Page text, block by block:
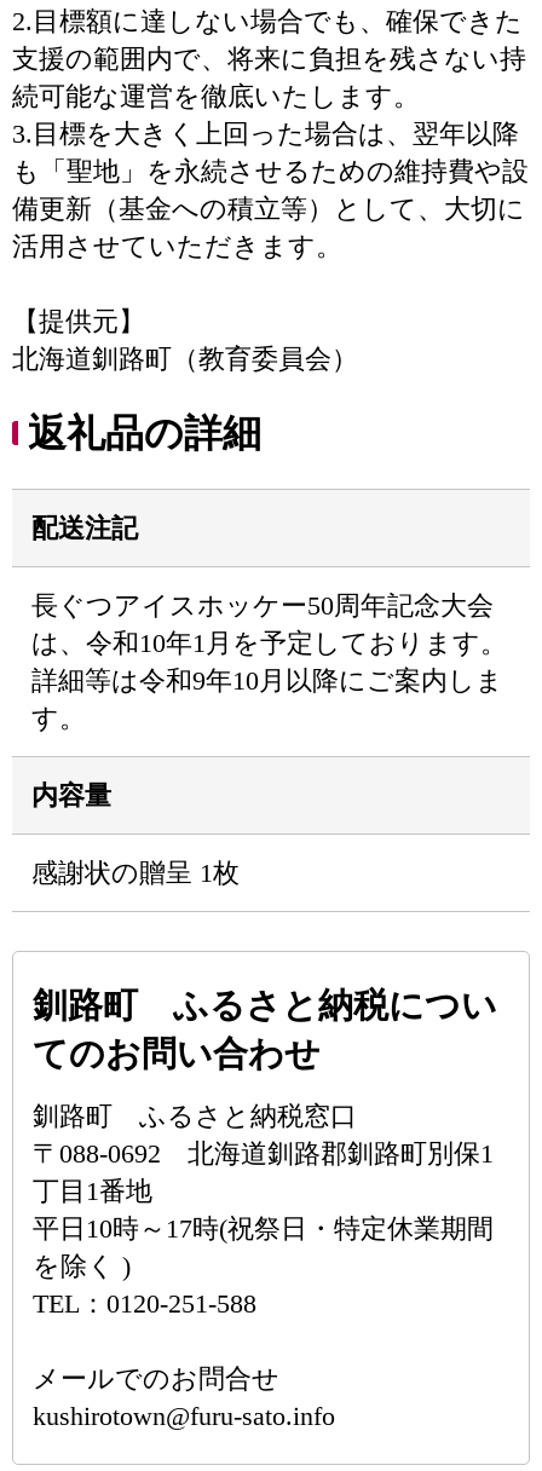
2.目標額に達しない場合でも、確保できた
支援の範囲内で、将来に負担を残さない持
続可能な運営を徹底いたします。
3.目標を大きく上回った場合は、翌年以降
も「聖地」を永続させるための維持費や設
備更新（基金への積立等）として、大切に
活用させていただきます。
【提供元】
北海道釧路町（教育委員会）
返礼品の詳細
配送注記
長ぐつアイスホッケー50周年記念大会
は、令和10年1月を予定しております。
詳細等は令和9年10月以降にご案内しま
す。
内容量
感謝状の贈呈 1枚
釧路町 ふるさと納税につい
てのお問い合わせ
釧路町 ふるさと納税窓口
〒088-0692 北海道釧路郡釧路町別保1
丁目1番地
平日10時～17時(祝祭日・特定休業期間
を除く )
TEL：0120-251-588
メールでのお問合せ
kushirotown@furu-sato.info